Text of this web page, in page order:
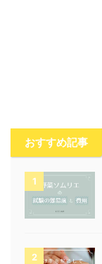
おすすめ記事
1
2